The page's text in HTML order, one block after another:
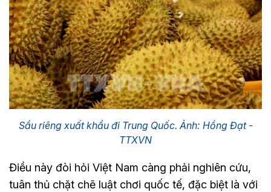
Sầu riêng xuất khẩu đi Trung Quốc. Ảnh: Hồng Đạt -
TTXVN
Điều này đòi hỏi Việt Nam càng phải nghiên cứu,
tuân thủ chặt chẽ luật chơi quốc tế, đặc biệt là với